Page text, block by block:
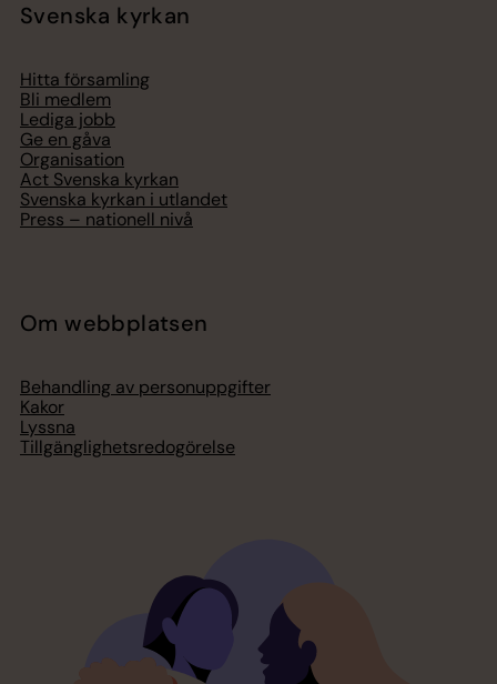
Svenska kyrkan
Hitta församling
Bli medlem
Lediga jobb
Ge en gåva
Organisation
Act Svenska kyrkan
Svenska kyrkan i utlandet
Press – nationell nivå
Om webbplatsen
Behandling av personuppgifter
Kakor
Lyssna
Tillgänglighetsredogörelse